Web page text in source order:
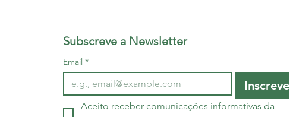
Subscreve a Newsletter
Email *
Inscrever
Aceito receber comunicações informativas da